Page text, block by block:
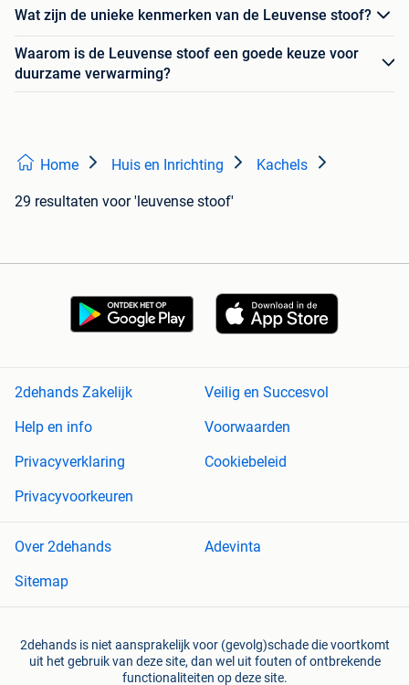
Wat zijn de unieke kenmerken van de Leuvense stoof?
Waarom is de Leuvense stoof een goede keuze voor
duurzame verwarming?
Home Huis en Inrichting Kachels
29 resultaten voor 'leuvense stoof'
2dehands Zakelijk
Veilig en Succesvol
Help en info
Voorwaarden
Privacyverklaring
Cookiebeleid
Privacyvoorkeuren
Over 2dehands
Adevinta
Sitemap
2dehands is niet aansprakelijk voor (gevolg)schade die voortkomt
uit het gebruik van deze site, dan wel uit fouten of ontbrekende
functionaliteiten op deze site.